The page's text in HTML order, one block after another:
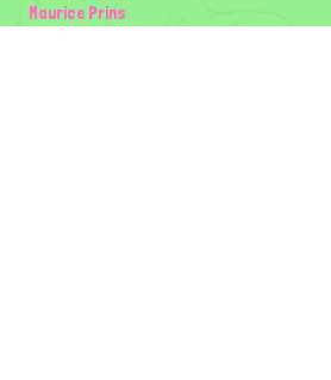
Maurice Prins